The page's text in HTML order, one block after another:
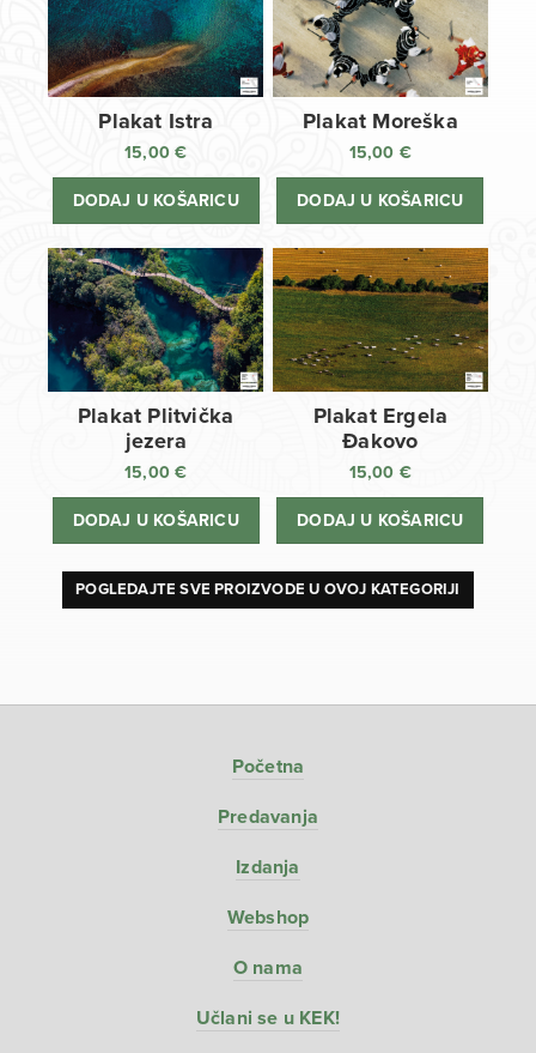
Plakat Istra
15,00€
DODAJ U KOŠARICU
Plakat Moreška
15,00 €
DODAJ U KOŠARICU
Plakat Plitvička
jezera
15,00€
DODAJ U KOŠARICU
Plakat Ergela
Đakovo
15,00 €
DODAJ U KOŠARICU
POGLEDAJTE SVE PROIZVODE U OVOJ KATEGORIJI
Početna
Predavanja
Izdanja
Webshop
O nama
Učlani se u KEK!